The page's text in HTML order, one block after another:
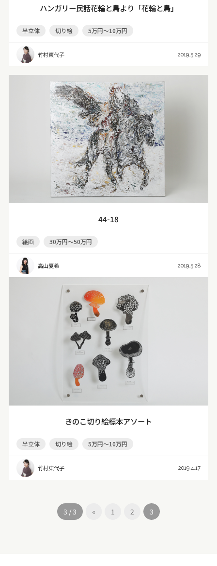
ハンガリー民話花輪と鳥より「花輪と鳥」
半立体 切り絵 5万円～10万円
竹村東代子 2019.5.29
44-18
絵画 30万円～50万円
高山夏希 2019.5.28
きのこ切り絵標本アソート
半立体 切り絵 5万円～10万円
竹村東代子 2019.4.17
3 / 3 « 1 2 3